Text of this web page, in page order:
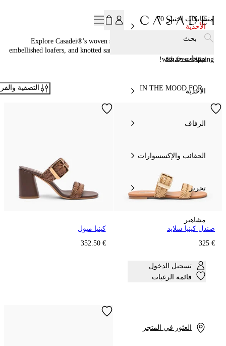
الأحذية
منتجات جديدة
الأحذية
الزفاف
الحقائب والإكسسوارات
تحرير
مشاهير
تسجيل الدخول
قائمة الرغبات
العثور في المتجر
بحث
متشابكات اختيار 70
Explore Casadei®'s woven shoes collection—platform sneakers,
embellished loafers, and knotted sandals handcrafted in Italy. Shop now
with free shipping!
IN THE MOOD FOR التصفية
صندل كينيا سلايد
€ 325
كينيا ميول
€ 352.50